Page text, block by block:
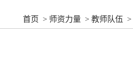
首页 > 师资力量 > 教师队伍 >